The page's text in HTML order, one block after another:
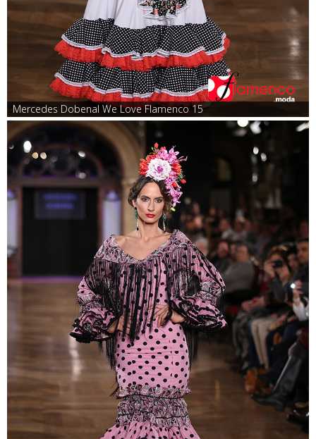
Mercedes Dobenal We Love Flamenco 15